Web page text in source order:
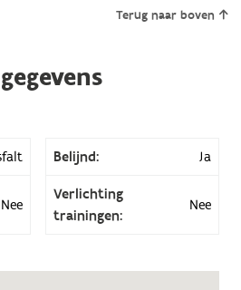
Terug naar boven
Belijnd: Ja
Nee
Verlichting
trainingen:
Nee